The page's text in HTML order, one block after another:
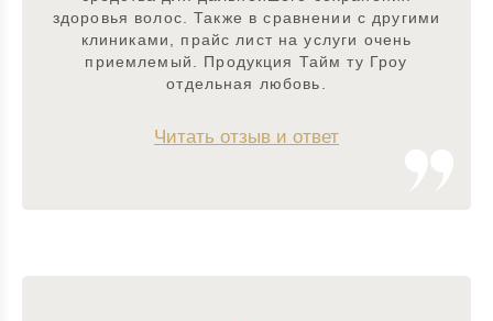
здоровья волос. Также в сравнении с другими
клиниками, прайс лист на услуги очень
приемлемый. Продукция Тайм ту Гроу
отдельная любовь.
Читать отзыв и ответ